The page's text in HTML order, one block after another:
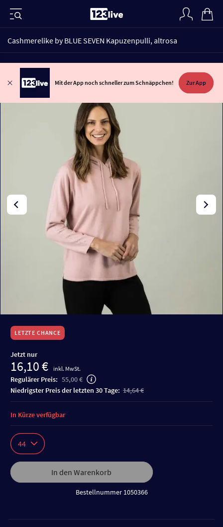
Cashmerelike by BLUE SEVEN Kapuzenpulli, altrosa
Mit der App noch schneller zum Schnäppchen! Zur App
LETZTE CHANCE
Jetzt nur
16,10 € inkl. MwSt.
Regulärer Preis: 55,00 €
niedrigster Preis der letzten 30 Tage: 14,64 €
44
In den Warenkorb
Bestellnummer 1050366
In Kürze verfügbar